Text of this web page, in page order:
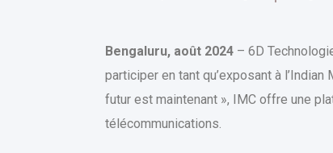
Bengaluru, août 2024 – 6D
participer en tant qu’exposant à
futur est maintenant », IMC offre une
télécommunications.